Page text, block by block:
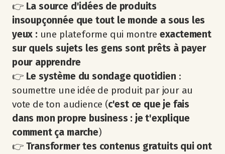
👉 La source d'idées de produits
insoupçonnée que tout le monde a sous les
yeux : une plateforme qui montre exactement
sur quels sujets les gens sont prêts à payer
pour apprendre
👉 Le système du sondage quotidien :
soumettre une idée de produit par jour au
vote de ton audience (c'est ce que je fais
dans mon propre business : je t'explique
comment ça marche)
👉 Transformer tes contenus gratuits qui ont